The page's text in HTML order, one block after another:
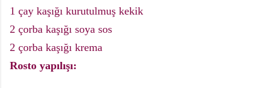
1 çay kaşığı kurutulmuş kekik
2 çorba kaşığı soya sos
2 çorba kaşığı krema
Rosto yapılışı: